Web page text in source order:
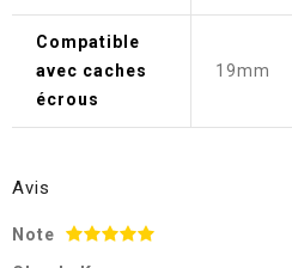
Compatible
avec caches
écrous
19mm
Avis
Note